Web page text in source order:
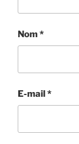
Nom*
E-mail*